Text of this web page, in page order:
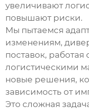
увеличивают
повышают риски.
Мы пытаемся
изменениям,
поставок,
логистическими
новые решения,
зависимость от
Это сложная